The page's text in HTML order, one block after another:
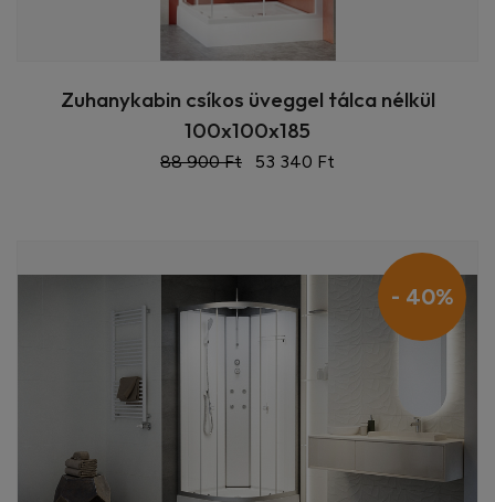
Zuhanykabin csíkos üveggel tálca nélkül
100x100x185
88 900 Ft 53 340 Ft
- 40%